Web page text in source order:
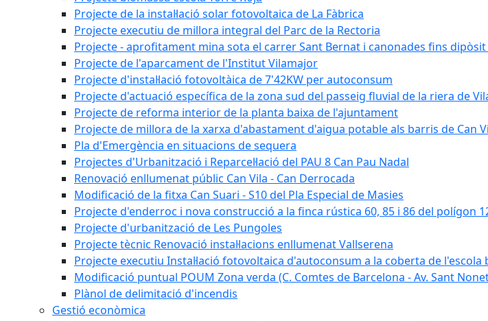
Projecte de la instal·lació solar fotovoltaica de La Fàbrica
Projecte executiu de millora integral del Parc de la Rectoria
Projecte - aprofitament mina sota el carrer Sant Bernat i canonades fins
Projecte de l'aparcament de l'Institut Vilamajor
Projecte d'instal·lació fotovoltàica de 7'42KW per autoconsum
Projecte d'actuació específica de la zona sud del passeig fluvial de la riera de
Projecte de reforma interior de la planta baixa de l'ajuntament
Projecte de millora de la xarxa d'abastament d'aigua potable als barris de Can
Pla d'Emergència en situacions de sequera
Projectes d'Urbanització i Reparcel·lació del PAU 8 Can Pau Nadal
Renovació enllumenat públic Can Vila - Can Derrocada
Modificació de la fitxa Can Suari - S10 del Pla Especial de Masies
Projecte d'enderroc i nova construcció a la finca rústica 60, 85 i 86 del polígon
Projecte d'urbanització de Les Pungoles
Projecte tècnic Renovació instal·lacions enllumenat Vallserena
Projecte executiu Instal·lació fotovoltaica d'autoconsum a la coberta de l'escola
Modificació puntual POUM Zona verda (C. Comtes de Barcelona - Av. Sant
Plànol de delimitació d'incendis
Gestió econòmica